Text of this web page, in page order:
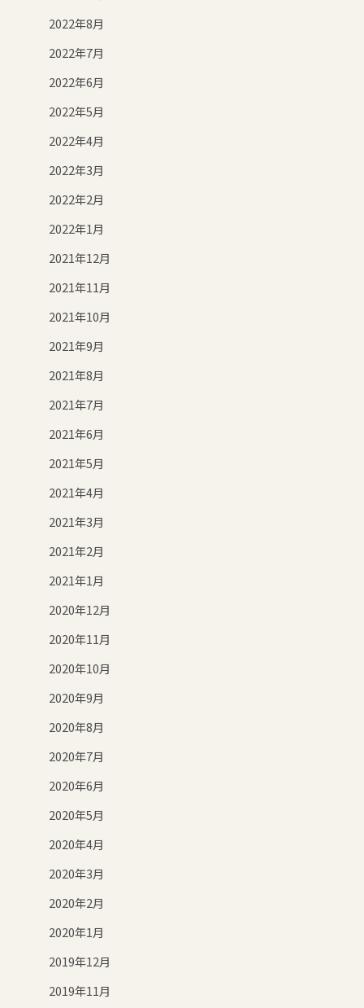
2022年8月
2022年7月
2022年6月
2022年5月
2022年4月
2022年3月
2022年2月
2022年1月
2021年12月
2021年11月
2021年10月
2021年9月
2021年8月
2021年7月
2021年6月
2021年5月
2021年4月
2021年3月
2021年2月
2021年1月
2020年12月
2020年11月
2020年10月
2020年9月
2020年8月
2020年7月
2020年6月
2020年5月
2020年4月
2020年3月
2020年2月
2020年1月
2019年12月
2019年11月